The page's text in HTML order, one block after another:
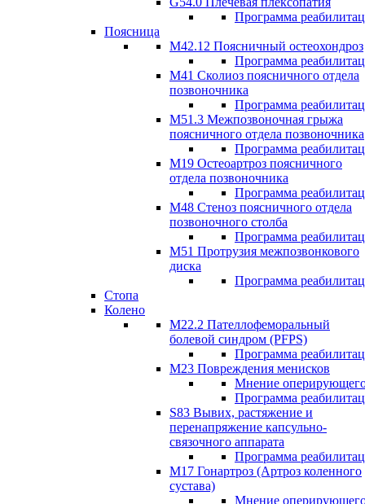
Программа
Поясница
М42.12 Поясничный остеохондроз
Программа
М41 Сколиоз поясничного отдела
позвоночника
Программа
M51.3 Межпозвоночная грыжа
поясничного отдела позвоночника
Программа
М19 Остеоартроз поясничного
отдела позвоночника
Программа
M48 Стеноз поясничного отдела
позвоночного столба
Программа
М51 Протрузия межпозвонкового
диска
Программа
Стопа
Колено
М22.2 Пателлофеморальный
болевой синдром (PFPS)
Программа
М23 Повреждения менисков
Мнение
Программа
S83 Вывих, растяжение и
перенапряжение капсульно-
связочного аппарата
Программа
М17 Гонартроз (Артроз коленного
сустава)
Мнение